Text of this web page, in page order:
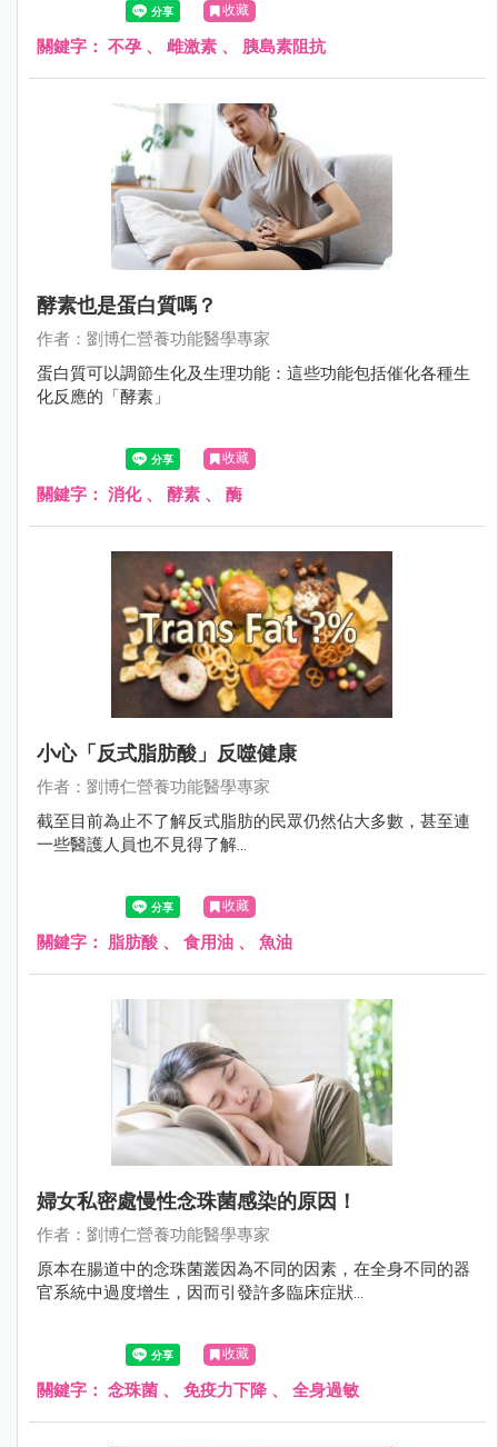
收藏
關鍵字： 不孕 、 雌激素 、 胰島素阻抗
酵素也是蛋白質嗎？
作者：劉博仁營養功能醫學專家
蛋白質可以調節生化及生理功能：這些功能包括催化各種生
化反應的「酵素」
收藏
關鍵字： 消化、 酵素 、 酶
小心「反式脂肪酸」反噬健康
作者：劉博仁營養功能醫學專家
截至目前為止不了解反式脂肪的民眾仍然佔大多數，甚至連
一些醫護人員也不見得了解...
收藏
關鍵字： 脂肪酸 、 食用油 、 魚油
婦女私密處慢性念珠菌感染的原因！
作者：劉博仁營養功能醫學專家
原本在腸道中的念珠菌叢因為不同的因素，在全身不同的器
官系統中過度增生，因而引發許多臨床症狀...
收藏
關鍵字： 念珠菌 、 免疫力下降 、 全身過敏